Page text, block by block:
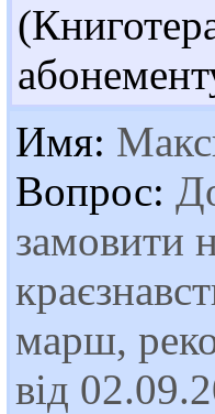
Имя:
Вопрос:
замовити
марш,
від